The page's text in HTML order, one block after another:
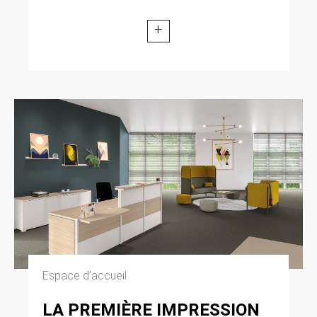
+
Espace d’accueil
LA PREMIÈRE IMPRESSION
relative à l’informatique, aux fichiers et aux
libertés. Loi n° 2004-575 du 21 juin 2004 pour
Utilisateur : Internaute se connectant, utilisant
le site susnommé. Informations personnelles :
« les informations qui permettent, sous quelque
forme que ce soit, directement ou non,
l’identification des personnes physiques
auxquelles elles s’appliquent » (article 4 de la
loi n° 78-17 du 6 janvier 1978).